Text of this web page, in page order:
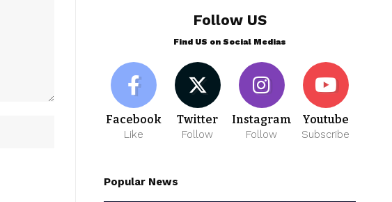
Follow US
Find US on Social Medias
Facebook
Like
Twitter
Follow
Instagram
Follow
Youtube
Subscribe
Popular News